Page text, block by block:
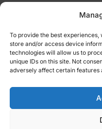
To provide the best
store and/or access device
technologies will allow us to
unique IDs on this site. Not
adversely affect certain features